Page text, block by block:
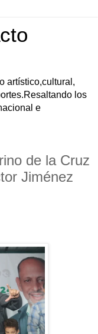
artístico,cultural,
los
e
de la Cruz
Jiménez